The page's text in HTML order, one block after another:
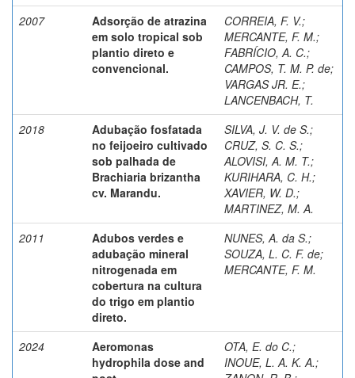
2007
Adsorção de atrazina
em solo tropical sob
plantio direto e
convencional.
CORREIA, F. V.;
MERCANTE, F. M.;
FABRÍCIO, A. C.;
CAMPOS, T. M. P. de;
VARGAS JR. E.;
LANCENBACH, T.
2018
Adubação fosfatada
no feijoeiro cultivado
sob palhada de
Brachiaria brizantha
cv. Marandu.
SILVA, J. V. de S.;
CRUZ, S. C. S.;
ALOVISI, A. M. T.;
KURIHARA, C. H.;
XAVIER, W. D.;
MARTINEZ, M. A.
2011
Adubos verdes e
adubação mineral
nitrogenada em
cobertura na cultura
do trigo em plantio
direto.
NUNES, A. da S.;
SOUZA, L. C. F. de;
MERCANTE, F. M.
2024
Aeromonas
hydrophila dose and
OTA, E. do C.;
INOUE, L. A. K. A.;